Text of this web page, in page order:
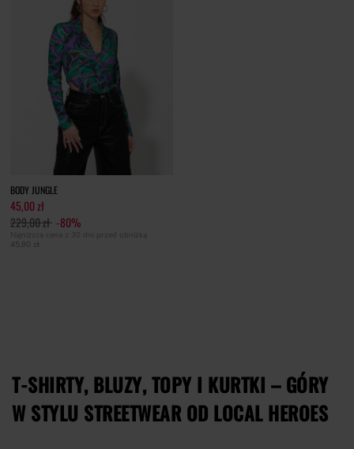
BODY JUNGLE
45,00 zł
229,00 zł -80%
Najniższa cena z 30 dni przed obniżką
45,80 zł
T-SHIRTY, BLUZY, TOPY I KURTKI – GÓRY
W STYLU STREETWEAR OD LOCAL HEROES